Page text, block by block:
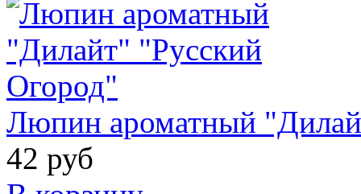
Люпин ароматный
42 руб